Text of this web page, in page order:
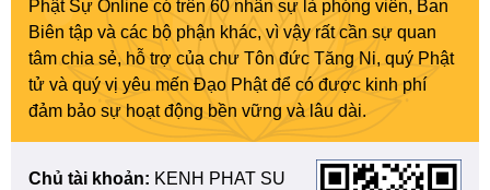
Phật Sự Online có trên 60 nhân sự là phóng viên, Ban
Biên tập và các bộ phận khác, vì vậy rất cần sự quan
tâm chia sẻ, hỗ trợ của chư Tôn đức Tăng Ni, quý Phật
tử và quý vị yêu mến Đạo Phật để có được kinh phí
đảm bảo sự hoạt động bền vững và lâu dài.
Chủ tài khoản: KENH PHAT SU